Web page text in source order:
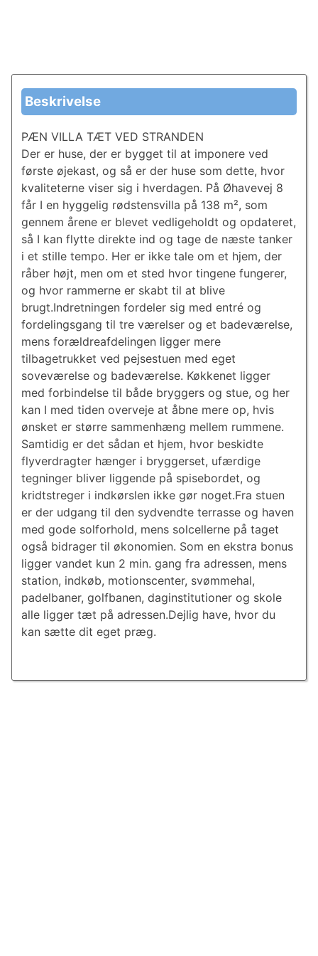
Beskrivelse
PÆN VILLA TÆT VED STRANDEN
Der er huse, der er bygget til at imponere ved
første øjekast, og så er der huse som dette, hvor
kvaliteterne viser sig i hverdagen. På Øhavevej 8
får I en hyggelig rødstensvilla på 138 m², som
gennem årene er blevet vedligeholdt og opdateret,
så I kan flytte direkte ind og tage de næste tanker
i et stille tempo. Her er ikke tale om et hjem, der
råber højt, men om et sted hvor tingene fungerer,
og hvor rammerne er skabt til at blive
brugt.Indretningen fordeler sig med entré og
fordelingsgang til tre værelser og et badeværelse,
mens forældreafdelingen ligger mere
tilbagetrukket ved pejsestuen med eget
soveværelse og badeværelse. Køkkenet ligger
med forbindelse til både bryggers og stue, og her
kan I med tiden overveje at åbne mere op, hvis
ønsket er større sammenhæng mellem rummene.
Samtidig er det sådan et hjem, hvor beskidte
flyverdragter hænger i bryggerset, ufærdige
tegninger bliver liggende på spisebordet, og
kridtstreger i indkørslen ikke gør noget.Fra stuen
er der udgang til den sydvendte terrasse og haven
med gode solforhold, mens solcellerne på taget
også bidrager til økonomien. Som en ekstra bonus
ligger vandet kun 2 min. gang fra adressen, mens
station, indkøb, motionscenter, svømmehal,
padelbaner, golfbanen, daginstitutioner og skole
alle ligger tæt på adressen.Dejlig have, hvor du
kan sætte dit eget præg.